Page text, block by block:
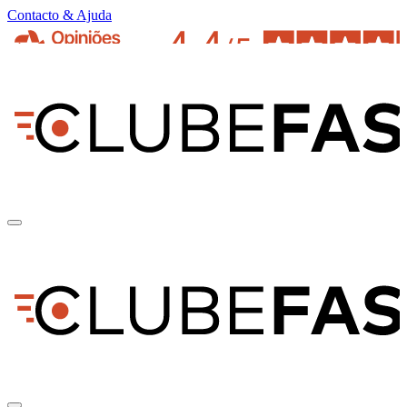
Contacto & Ajuda